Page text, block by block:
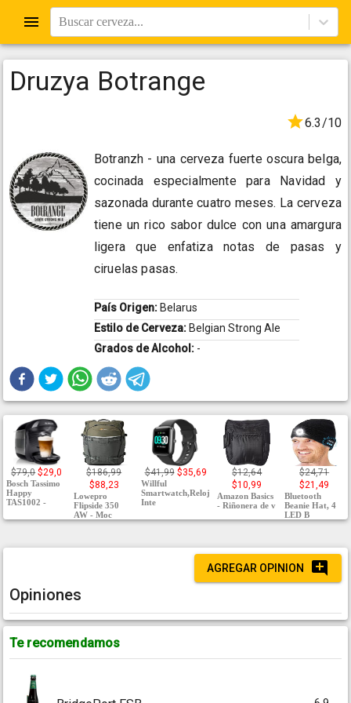
Buscar cerveza...
Druzya Botrange
6.3/10
Botranzh - una cerveza fuerte oscura belga,
cocinada especialmente para Navidad y
sazonada durante cuatro meses. La cerveza
tiene un rico sabor dulce con una amargura
ligera que enfatiza notas de pasas y
ciruelas pasas.
País Origen: Belarus
Estilo de Cerveza: Belgian Strong Ale
Grados de Alcohol: -
$79,0 $29,0
Bosch Tassimo
Happy
TAS1002 -
$186,99
$88,23
Lowepro
Flipside 350
AW - Moc
$41,99 $35,69
Willful
Smartwatch,Reloj
Inte
$12,64
$10,99
Amazon Basics
- Riñonera de v
$24,71
$21,49
Bluetooth
Beanie Hat, 4
LED B
AGREGAR OPINION
Opiniones
Te recomendamos